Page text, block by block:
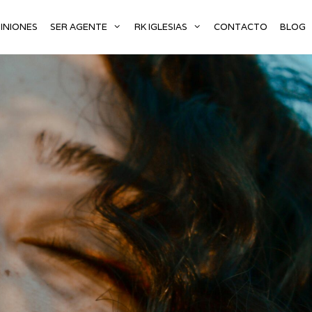
SER AGENTE RK IGLESIAS CONTACTO BLOG